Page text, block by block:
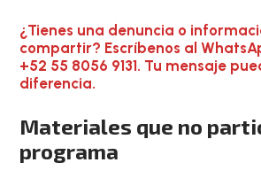
¿Tienes una denuncia o
compartir? Escríbenos al
+52 55 8056 9131. Tu mensaje
diferencia.
Materiales que no
programa